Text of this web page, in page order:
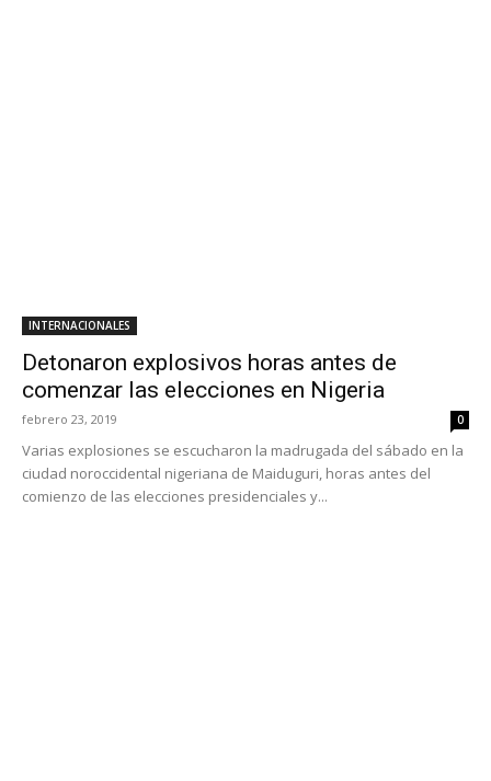
INTERNACIONALES
Detonaron explosivos horas antes de
comenzar las elecciones en Nigeria
febrero 23, 2019 0
Varias explosiones se escucharon la madrugada del sábado en la
ciudad noroccidental nigeriana de Maiduguri, horas antes del
comienzo de las elecciones presidenciales y...